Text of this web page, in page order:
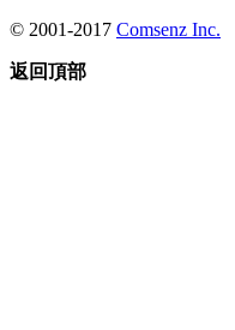
© 2001-2017 Comsenz Inc.
返回頂部